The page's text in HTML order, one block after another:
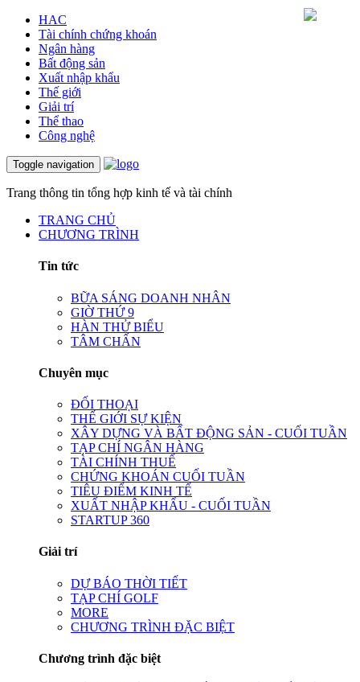
HAC
Tài chính chứng khoán
Ngân hàng
Bất động sản
Xuất nhập khẩu
Thế giới
Giải trí
Thể thao
Công nghệ
Toggle navigation
Trang thông tin tổng hợp kinh tế và tài chính
TRANG CHỦ
CHƯƠNG TRÌNH
Tin tức
BỮA SÁNG DOANH NHÂN
GIỜ THỨ 9
HÀN THỬ BIỂU
TÂM CHẤN
Chuyên mục
ĐỐI THOẠI
THẾ GIỚI SỰ KIỆN
XÂY DỰNG VÀ BẤT ĐỘNG SẢN - CUỐI TUẦN
TẠP CHÍ NGÂN HÀNG
TÀI CHÍNH THUẾ
CHỨNG KHOÁN CUỐI TUẦN
TIÊU ĐIỂM KINH TẾ
XUẤT NHẬP KHẨU - CUỐI TUẦN
STARTUP 360
Giải trí
DỰ BÁO THỜI TIẾT
TẠP CHÍ GOLF
MORE
CHƯƠNG TRÌNH ĐẶC BIỆT
Chương trình đặc biệt